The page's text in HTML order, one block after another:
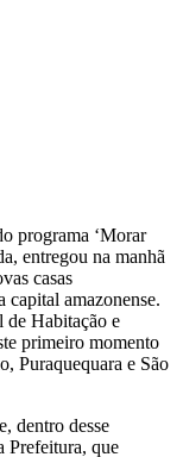
programa ‘Morar
entregou na manhã
casas
capital amazonense.
de Habitação e
primeiro momento
Puraquequara e São
dentro desse
Prefeitura, que